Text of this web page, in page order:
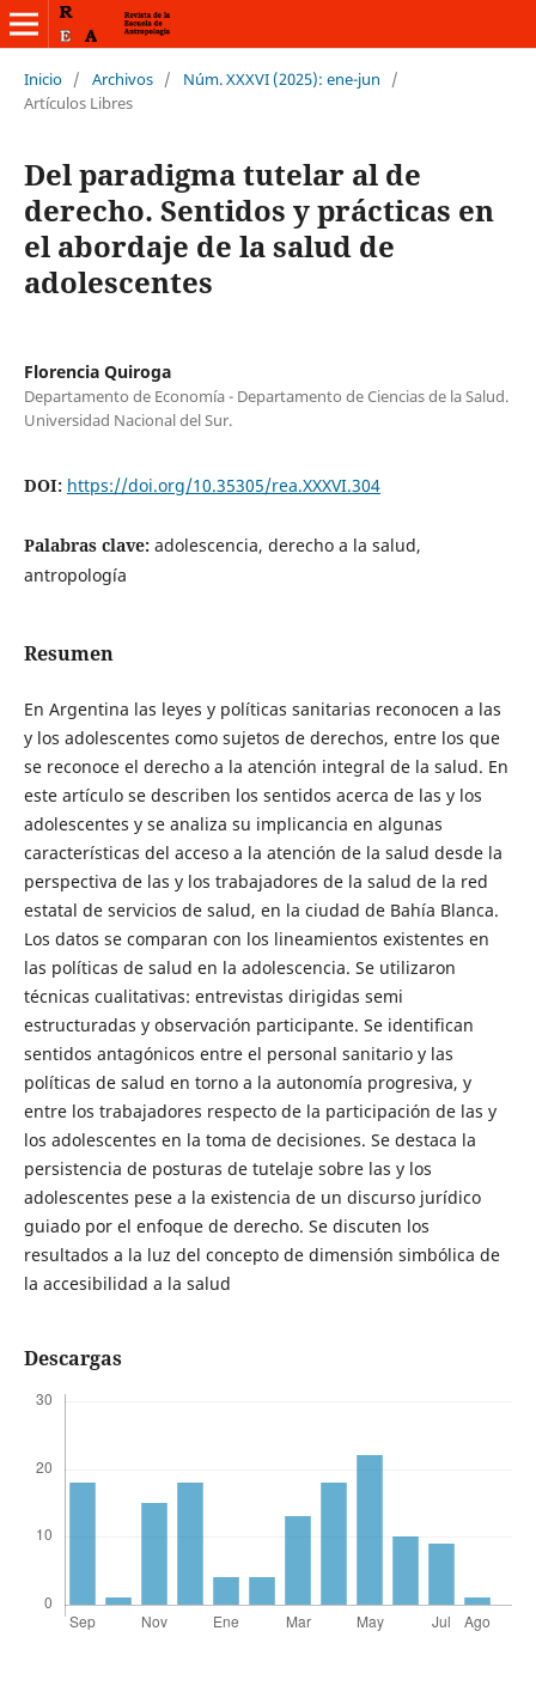
Inicio / Archivos / Núm. XXXVI (2025): ene-jun
/
Artículos Libres
Del paradigma tutelar al de
derecho. Sentidos y prácticas en
el abordaje de la salud de
adolescentes
Florencia Quiroga
Departamento de Economía - Departamento de Ciencias de la Salud.
Universidad Nacional del Sur.
DOI: https://doi.org/10.35305/rea.XXXVI.304
Palabras clave: adolescencia, derecho a la salud,
antropología
Resumen
En Argentina las leyes y políticas sanitarias reconocen a las
y los adolescentes como sujetos de derechos, entre los que
se reconoce el derecho a la atención integral de la salud. En
este artículo se describen los sentidos acerca de las y los
adolescentes y se analiza su implicancia en algunas
características del acceso a la atención de la salud desde la
perspectiva de las y los trabajadores de la salud de la red
estatal de servicios de salud, en la ciudad de Bahía Blanca.
Los datos se comparan con los lineamientos existentes en
las políticas de salud en la adolescencia. Se utilizaron
técnicas cualitativas: entrevistas dirigidas semi
estructuradas y observación participante. Se identifican
sentidos antagónicos entre el personal sanitario y las
políticas de salud en torno a la autonomía progresiva, y
entre los trabajadores respecto de la participación de las y
los adolescentes en la toma de decisiones. Se destaca la
persistencia de posturas de tutelaje sobre las y los
adolescentes pese a la existencia de un discurso jurídico
guiado por el enfoque de derecho. Se discuten los
resultados a la luz del concepto de dimensión simbólica de
la accesibilidad a la salud
Descargas